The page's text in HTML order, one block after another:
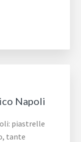
Napoli
piastrelle
tante